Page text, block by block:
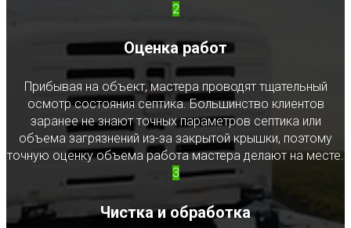
2
Оценка работ
Прибывая на объект, мастера проводят тщательный
осмотр состояния септика. Большинство клиентов
заранее не знают точных параметров септика или
объема загрязнений из-за закрытой крышки, поэтому
точную оценку объема работа мастера делают на месте.
3
Чистка и обработка